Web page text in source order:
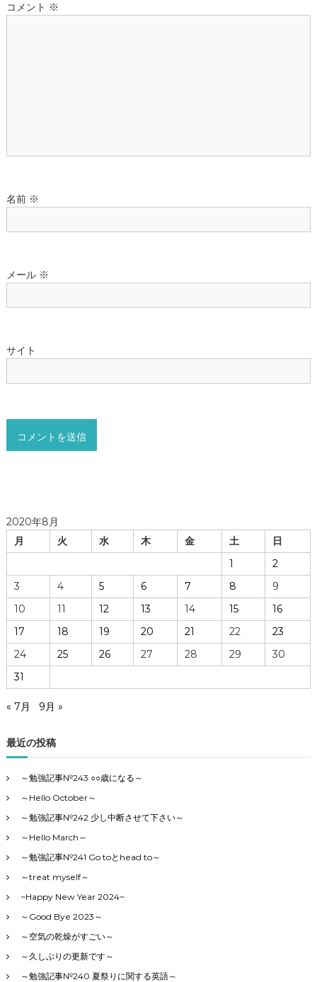
シ
コメント ※
名前 ※
メール ※
サイト
2020年8月
月
火 水 木 金 土
日
1
2
3
4 5 6 7 8
9
10
11 12 13 14 15
16
17
18 19 20 21 22
23
24
25 26 27 28 29
30
31
« 7月 9月 »
最近の投稿
～勉強記事№243 ○○歳になる～
～Hello October～
～勉強記事№242 少し中断させて下さい～
～Hello March～
～勉強記事№241 Go toとhead to～
～treat myself～
~Happy New Year 2024~
～Good Bye 2023～
～空気の乾燥がすごい～
～久しぶりの更新です～
～勉強記事№240 夏祭りに関する英語～